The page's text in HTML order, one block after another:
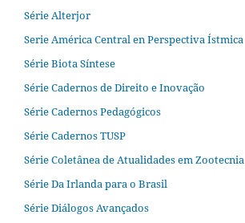
Série Alterjor
Serie América Central en Perspectiva Ístmica
Série Biota Síntese
Série Cadernos de Direito e Inovação
Série Cadernos Pedagógicos
Série Cadernos TUSP
Série Coletânea de Atualidades em Zootecnia
Série Da Irlanda para o Brasil
Série Diálogos Avançados